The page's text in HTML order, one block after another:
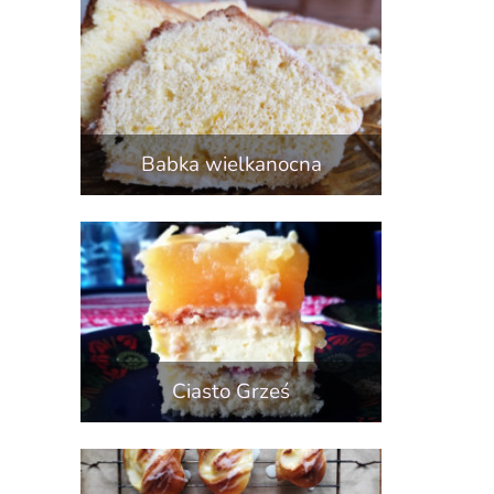
Babka wielkanocna
Ciasto Grześ